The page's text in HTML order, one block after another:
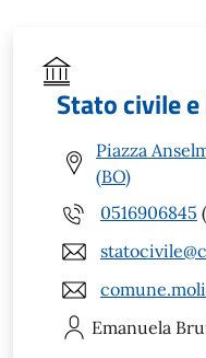
Stato civile
Piazza
(BO)
0516906845
Emanuela